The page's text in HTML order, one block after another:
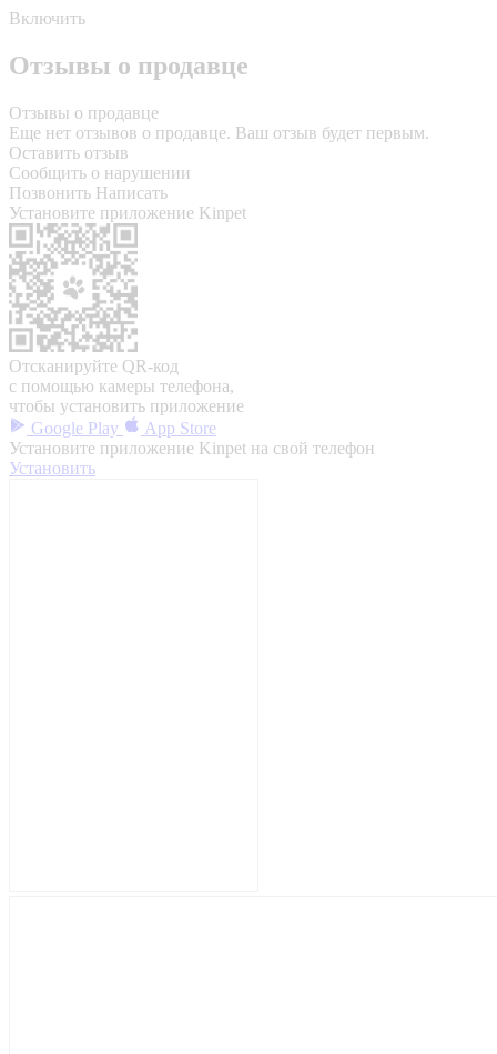
Включить
Отзывы о продавце
Отзывы о продавце
Еще нет отзывов о продавце. Ваш отзыв будет первым.
Оставить отзыв
Сообщить о нарушении
Позвонить Написать
Установите приложение Kinpet
Отсканируйте QR-код
с помощью камеры телефона,
чтобы установить приложение
Google Play
App Store
Установите приложение Kinpet на свой телефон
Установить